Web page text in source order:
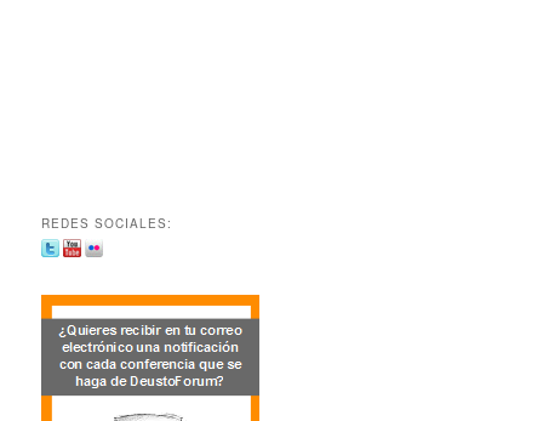
REDES SOCIALES: